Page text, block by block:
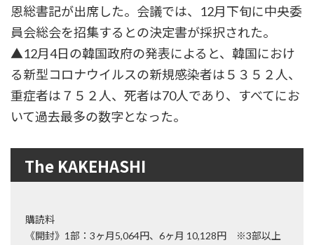
恩総書記が出席した。会議では、12月下旬に中央委
員会総会を招集するとの決定書が採択された。
▲12月4日の韓国政府の発表によると、韓国におけ
る新型コロナウイルスの新規感染者は５３５２人、
重症者は７５２人、死者は70人であり、すべてにお
いて過去最多の数字となった。
The KAKEHASHI
購読料
《開封》1部：3ヶ月5,064円、6ヶ月 10,128円 ※3部以上